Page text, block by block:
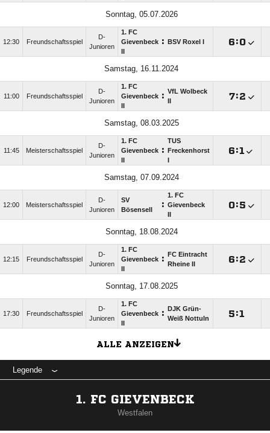
Sonntag, 05.07.2026
12:30 Freundschaftsspiel
D-
Junioren
1. FC
Gievenbeck : BSV Roxel I :
Samstag, 16.11.2024
11:00 Freundschaftsspiel
D-
Junioren
1. FC
Gievenbeck : VfL Wolbeck
:
Samstag, 08.03.2025
11:45 Meisterschaftsspiel
D-
Junioren
1. FC
Gievenbeck :
TUS
Freckenhorst
:
Samstag, 07.09.2024
12:00 Meisterschaftsspiel
D-
Junioren
SV
Bösensell
:
1. FC
Gievenbeck
:
Sonntag, 18.08.2024
12:15 Freundschaftsspiel
D-
Junioren
1. FC
Gievenbeck :
FC Eintracht
Rheine II
:
Sonntag, 17.08.2025
17:30 Freundschaftsspiel
D-
Junioren
1. FC
Gievenbeck :
DJK Grün-
Weiß Nottuln
:
ALLE ANZEIGEN
Legende
1. FC GIEVENBECK
Westfalen